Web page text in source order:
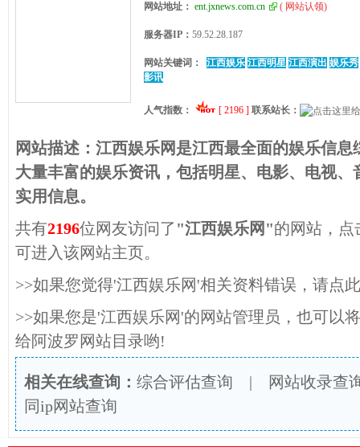
网站地址： ent.jxnews.com.cn ( 网站认领)
服务器IP： 59.52.28.187
网站关键词： 江西娱乐 江西明星 江西演出 娱乐秀
影讯
人气指数： [ 2196 ] 联系站长：
网站描述： 江西娱乐网是江西最全面的娱乐信
大量丰富的娱乐资讯，包括明星、电影、电视
实用信息。
共有2196位网友访问了 "江西娱乐网"的网站，点
可进入该网站主页。
>>如果您觉得'江西娱乐网'相关资料错误，请点
>>如果您是'江西娱乐网'的网站管理员，也可以
给阿波罗网站目录哟!
相关在线查询： 综合评估查询 |
网站收录查
同ip网站查询